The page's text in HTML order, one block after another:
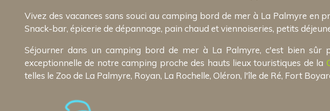
Vivez des vacances sans souci au camping bord de mer à La Palmyre en
Snack-bar, épicerie de dépannage, pain chaud et viennoiseries, petits
Séjourner dans un camping bord de mer à La Palmyre, c'est bien
exceptionnelle de notre camping proche des hauts lieux touristiques de la
telles le Zoo de La Palmyre, Royan, La Rochelle, Oléron, l'île de Ré, Fort